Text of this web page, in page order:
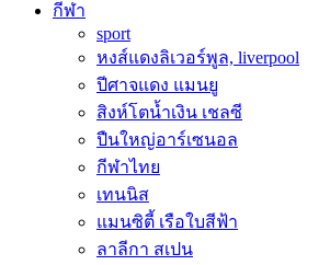
กีฬา
sport
หงส์แดงลิเวอร์พูล, liverpool
ปีศาจแดง แมนยู
สิงห์โตน้ำเงิน เชลซี
ปืนใหญ่อาร์เซนอล
กีฬาไทย
เทนนิส
แมนซิตี้ เรือใบสีฟ้า
ลาลีกา สเปน